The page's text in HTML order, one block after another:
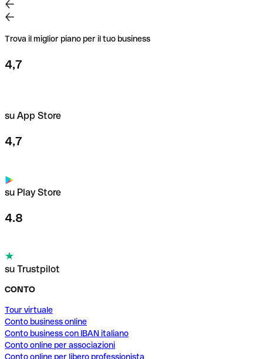
Trova il miglior piano per il tuo business
4,7
su App Store
4,7
su Play Store
4.8
su Trustpilot
CONTO
Tour virtuale
Conto business online
Conto business con IBAN italiano
Conto online per associazioni
Conto online per libero professionista